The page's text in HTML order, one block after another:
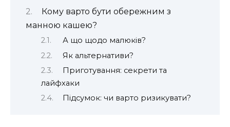
Кому варто бути обережним з
манною кашею?
А що щодо малюків?
Як альтернативи?
Приготування: секрети та
лайфхаки
Підсумок: чи варто ризикувати?